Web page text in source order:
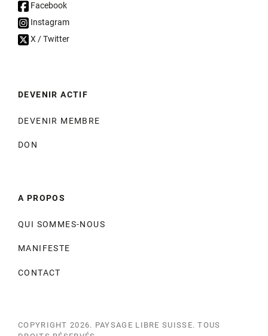
Facebook
Instagram
X / Twitter
DEVENIR ACTIF
DEVENIR MEMBRE
DON
A PROPOS
QUI SOMMES-NOUS
MANIFESTE
CONTACT
COPYRIGHT 2026. PAYSAGE LIBRE SUISSE. TOUS